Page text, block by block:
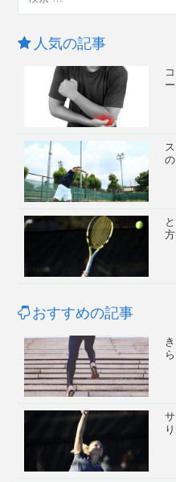
人気の記事
おすすめの記事